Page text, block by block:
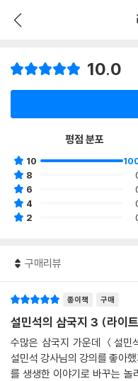
10.0
평점 분포
10
8
6
4
2
구매리뷰
종이책 구매
설민석의 삼국지 3 (라이
수많은 삼국지 가운데 ＜설민
설민석 강사님의 강의를 좋아했기 때문이에요. 한
를 생생한 이야기로 바꾸는 놀라운 언변의